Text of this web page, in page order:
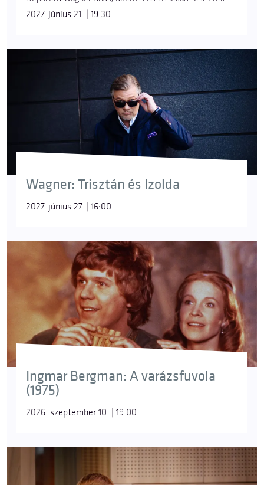
2027. június 21. | 19:30
Wagner: Trisztán és Izolda
2027. június 27. | 16:00
Ingmar Bergman: A varázsfuvola
(1975)
2026. szeptember 10. | 19:00